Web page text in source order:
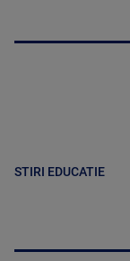
STIRI EDUCATIE